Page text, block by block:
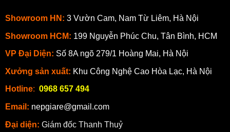
Showroom HN: 3 Vườn Cam, Nam Từ Liêm, Hà Nội
Showroom HCM: 199 Nguyễn Phúc Chu, Tân Bình, HCM
VP Đại Diện: Số 8A ngõ 279/1 Hoàng Mai, Hà Nội
Xưởng sản xuất: Khu Công Nghệ Cao Hòa Lạc, Hà Nội
Hotline: 0968 657 494
Email: nepgiare@gmail.com
Đại diện: Giám đốc Thanh Thuỷ